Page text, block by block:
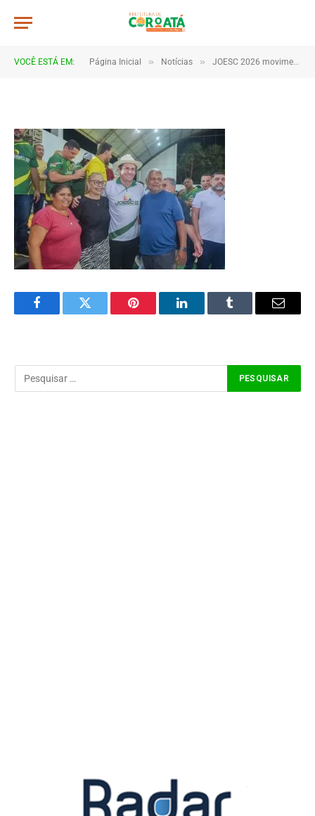
VOCÊ ESTÁ EM: Página Inicial » Notícias » JOESC 2026 movimenta escolas e reúne estudantes em grande celebração do esporte em Coroatá
JWR_8278
FacebookTwitter Pinterest LinkedInTumblr Email